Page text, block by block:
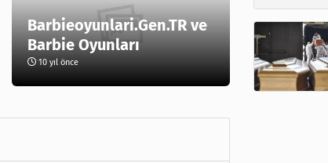
Barbieoyunlari.Gen.TR ve
Barbie Oyunları
10 yıl önce